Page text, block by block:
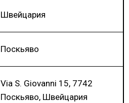
Швейцария
Поскьяво
Via S. Giovanni 15, 7742
Поскьяво, Швейцария